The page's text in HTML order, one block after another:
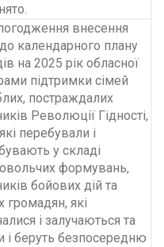
внесення
календарного плану
на 2025 рік обласної
підтримки сімей
постраждалих
Революції Гідності,
перебували і
у складі
формувань,
бойових дій та
громадян, які
і залучаються та
і беруть безпосередню